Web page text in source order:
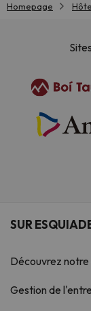
Homepage
SUR
Découvrez notre
Gestion de